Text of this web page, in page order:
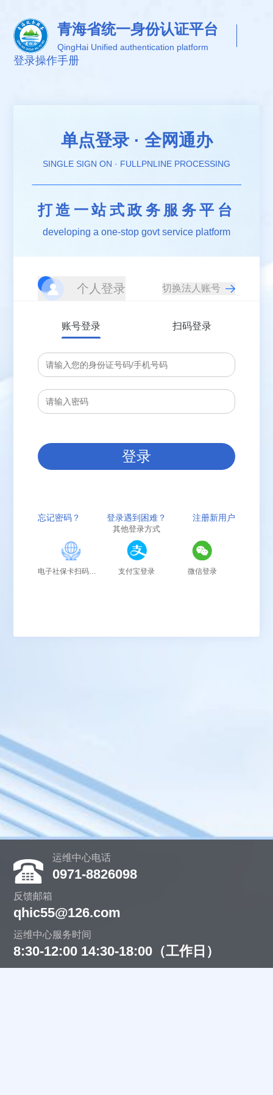
青海省统一身份认证平台
QingHai Unified authentication platform
登录操作手册
单点登录 · 全网通办
SINGLE SIGN ON · FULLPNLINE PROCESSING
打造一站式政务服务平台
developing a one-stop govt service platform
个人登录
账号登录 扫码登录
登录
忘记密码？ 登录遇到困难？ 注册新用户
其他登录方式
电子社保卡扫码登录 支付宝登录 微信登录
运维中心电话
0971-8826098
反馈邮箱
qhic55@126.com
运维中心服务时间
8:30-12:00 14:30-18:00（工作日）